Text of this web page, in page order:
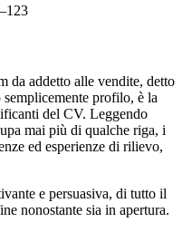
da addetto alle vendite, detto
semplicemente profilo, è la
del CV. Leggendo
mai più di qualche riga, i
ed esperienze di rilievo,
e persuasiva, di tutto il
nonostante sia in apertura.